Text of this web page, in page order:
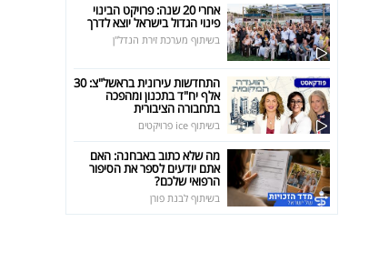
אחרי 20 שנה: פרויקט הבינוי
פינוי הגדול בישראל יוצא לדרך
בשיתוף מערכת זירת הנדל"ן
התחדשות עירונית בראשל"צ: 30
אלף יח"ד בתכנון ומהפכה
בתחבורה הציבורית
בשיתוף ice פרויקטים
מה שלא כתוב באבחנה: האם
אתם יודעים לספר את הסיפור
הרפואי שלכם?
בשיתוף לבנת פורן